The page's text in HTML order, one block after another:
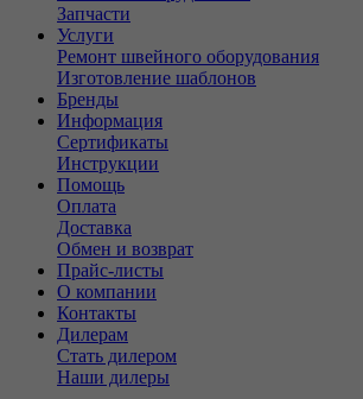
Запчасти
Услуги
Ремонт швейного оборудования
Изготовление шаблонов
Бренды
Информация
Сертификаты
Инструкции
Помощь
Оплата
Доставка
Обмен и возврат
Прайс-листы
О компании
Контакты
Дилерам
Стать дилером
Наши дилеры